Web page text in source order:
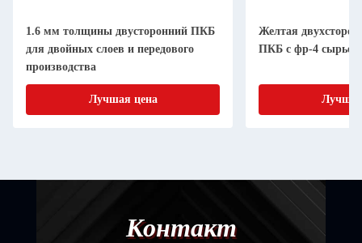
1.6 мм толщины двусторонний ПКБ
для двойных слоев и передового
производства
Лучшая цена
Желтая
ПКБ с фр-4 сырьем
Контакт